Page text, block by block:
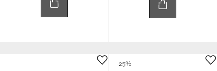
-25%